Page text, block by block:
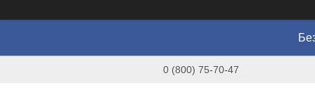
0 (800) 75-70-47